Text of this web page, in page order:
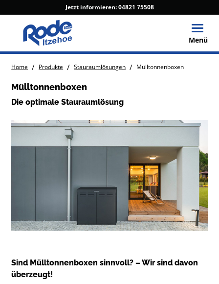
Jetzt informieren:04821 75508
Menü
Home / Produkte / Stauraumlösungen / Mülltonnenboxen
Mülltonnenboxen
Die optimale Stauraumlösung
Sind Mülltonnenboxen sinnvoll? – Wir sind davon
überzeugt!